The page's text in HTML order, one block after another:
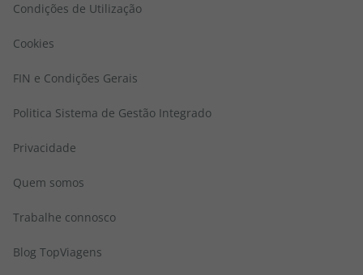
Condições de Utilização
Cookies
FIN e Condições Gerais
Politica Sistema de Gestão Integrado
Privacidade
Quem somos
Trabalhe connosco
Blog TopViagens